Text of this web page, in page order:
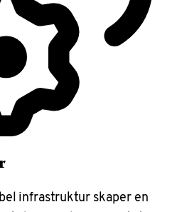
infrastruktur skaper en